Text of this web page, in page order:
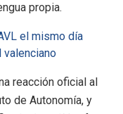
propia.
el mismo día
valenciano
reacción oficial al
de Autonomía, y